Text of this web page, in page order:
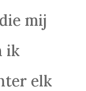
mij
ik
elk